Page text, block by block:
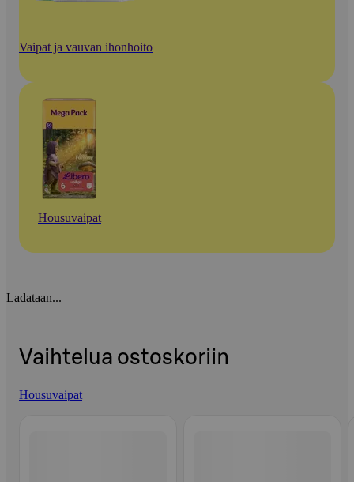
Vaipat ja vauvan ihonhoito
Housuvaipat
Ladataan...
Vaihtelua ostoskoriin
Housuvaipat